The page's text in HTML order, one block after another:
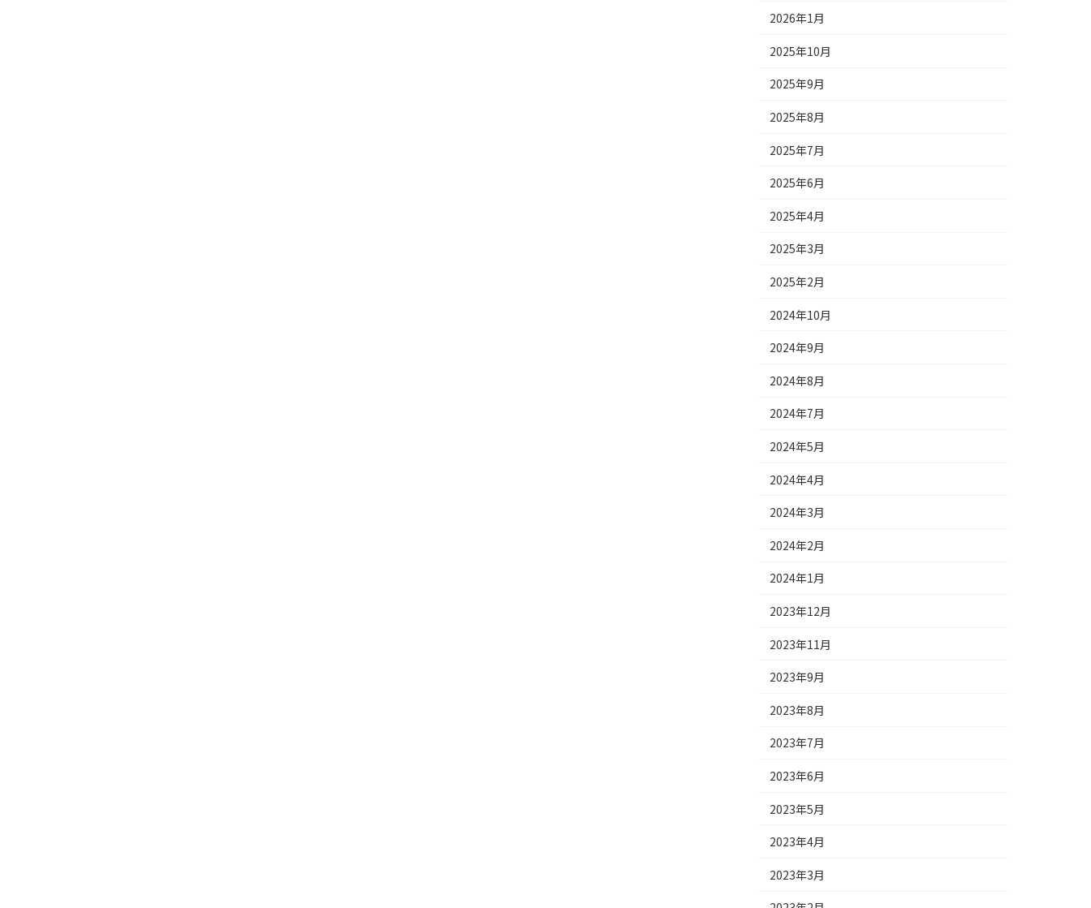
2026年1月
2025年10月
2025年9月
2025年8月
2025年7月
2025年6月
2025年4月
2025年3月
2025年2月
2024年10月
2024年9月
2024年8月
2024年7月
2024年5月
2024年4月
2024年3月
2024年2月
2024年1月
2023年12月
2023年11月
2023年9月
2023年8月
2023年7月
2023年6月
2023年5月
2023年4月
2023年3月